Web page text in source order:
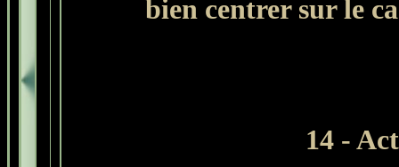
bien centrer sur le
14 -